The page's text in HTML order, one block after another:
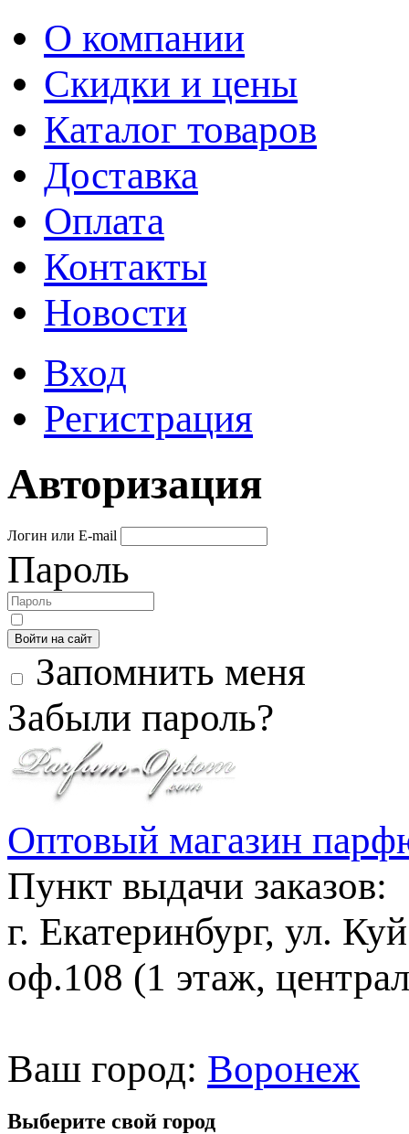
О компании
Скидки и цены
Каталог товаров
Доставка
Оплата
Контакты
Новости
Вход
Регистрация
Авторизация
Логин или E-mail
Пароль
Войти на сайт
Запомнить меня
Забыли пароль?
Оптовый магазин
Пункт выдачи заказов:
г. Екатеринбург, ул.
оф.108 (1 этаж,
Ваш город: Воронеж
Выберите свой город